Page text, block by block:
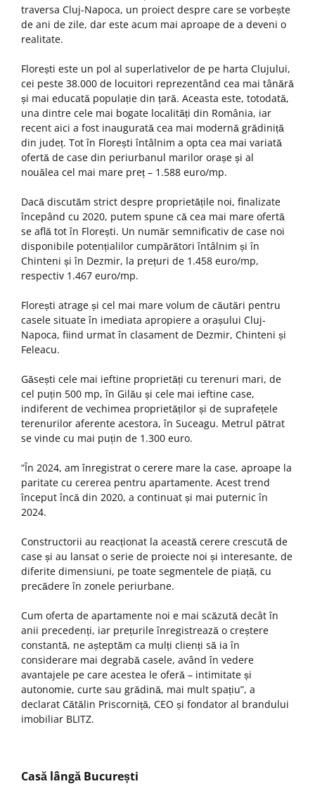
traversa Cluj-Napoca, un proiect despre care se vorbește
de ani de zile, dar este acum mai aproape de a deveni o
realitate.
Florești este un pol al superlativelor de pe harta Clujului,
cei peste 38.000 de locuitori reprezentând cea mai tânără
și mai educată populație din țară. Aceasta este, totodată,
una dintre cele mai bogate localități din România, iar
recent aici a fost inaugurată cea mai modernă grădiniță
din județ. Tot în Florești întâlnim a opta cea mai variată
ofertă de case din periurbanul marilor orașe și al
nouălea cel mai mare preț – 1.588 euro/mp.
Dacă discutăm strict despre proprietățile noi, finalizate
începând cu 2020, putem spune că cea mai mare ofertă
se află tot în Florești. Un număr semnificativ de case noi
disponibile potențialilor cumpărători întâlnim și în
Chinteni și în Dezmir, la prețuri de 1.458 euro/mp,
respectiv 1.467 euro/mp.
Florești atrage și cel mai mare volum de căutări pentru
casele situate în imediata apropiere a orașului Cluj-
Napoca, fiind urmat în clasament de Dezmir, Chinteni și
Feleacu.
Găsești cele mai ieftine proprietăți cu terenuri mari, de
cel puțin 500 mp, în Gilău și cele mai ieftine case,
indiferent de vechimea proprietăților și de suprafețele
terenurilor aferente acestora, în Suceagu. Metrul pătrat
se vinde cu mai puțin de 1.300 euro.
“În 2024, am înregistrat o cerere mare la case, aproape la
paritate cu cererea pentru apartamente. Acest trend
început încă din 2020, a continuat și mai puternic în
2024.
Constructorii au reacționat la această cerere crescută de
case și au lansat o serie de proiecte noi și interesante, de
diferite dimensiuni, pe toate segmentele de piață, cu
precădere în zonele periurbane.
Cum oferta de apartamente noi e mai scăzută decât în
anii precedenți, iar prețurile înregistrează o creștere
constantă, ne așteptăm ca mulți clienți să ia în
considerare mai degrabă casele, având în vedere
avantajele pe care acestea le oferă – intimitate și
autonomie, curte sau grădină, mai mult spațiu”, a
declarat Cătălin Priscorniță, CEO și fondator al brandului
imobiliar BLITZ.
Casă lângă București